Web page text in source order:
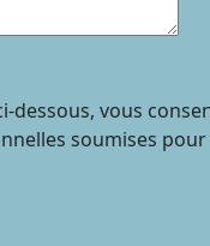
dessous, vous
soumises